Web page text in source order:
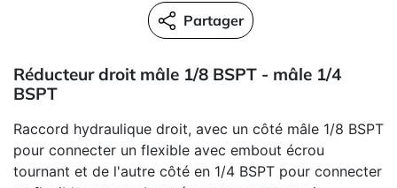
Partager
Réducteur droit mâle 1/8 BSPT - mâle 1/4
BSPT
Raccord hydraulique droit, avec un côté mâle 1/8 BSPT
pour connecter un flexible avec embout écrou
tournant et de l'autre côté en 1/4 BSPT pour connecter